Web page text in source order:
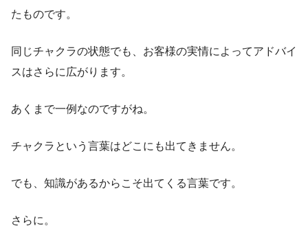
たものです。
同じチャクラの状態でも、お客様の実情によってアドバイ
スはさらに広がります。
あくまで一例なのですがね。
チャクラという言葉はどこにも出てきません。
でも、知識があるからこそ出てくる言葉です。
さらに。